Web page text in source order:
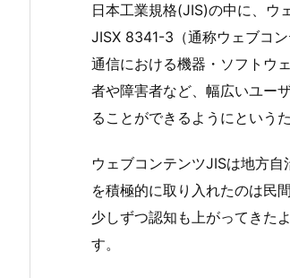
日本工業規格(JIS)の中に、ウ
JISX 8341-3（通称ウェブコ
通信における機器・ソフトウ
者や障害者など、幅広いユー
ることができるようにという
ウェブコンテンツJISは地方
を積極的に取り入れたのは民
少しずつ認知も上がってきた
す。